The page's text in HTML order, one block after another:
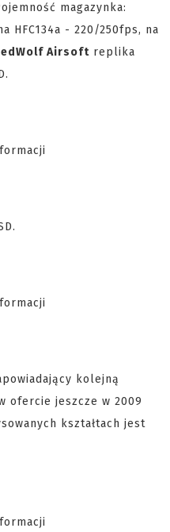
magazynka:
HFC134a - 220/250fps, na
Airsoft replika
kolejną
ofercie jeszcze w 2009
kształtach jest